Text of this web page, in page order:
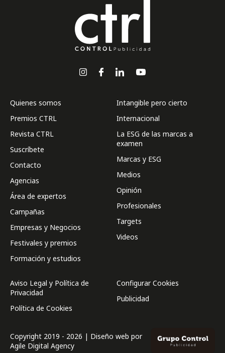
Quienes somos
Premios CTRL
Revista CTRL
Suscríbete
Contacto
Agencias
Área de expertos
Campañas
Empresas y Negocios
Festivales y premios
Formación y estudios
Intangible pero cierto
Internacional
La ESG de las marcas a
examen
Marcas y ESG
Medios
Opinión
Profesionales
Targets
Videos
Aviso Legal y Política de
Privacidad
Política de Cookies
Configurar Cookies
Publicidad
Copyright 2019 - 2026 | Diseño web por
Agile Digital Agency